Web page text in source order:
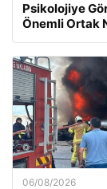
Psikolojiye
Önemli Ortak
06/08/2026